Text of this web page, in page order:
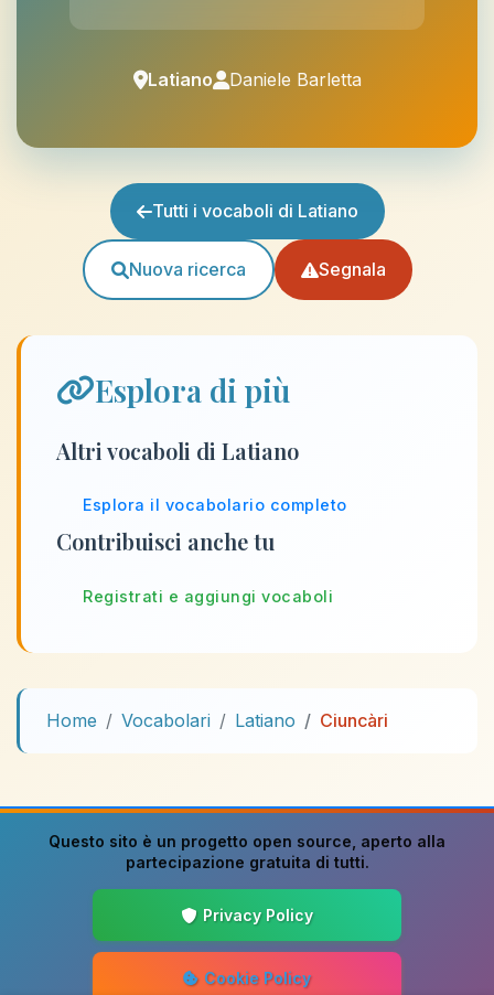
Latiano Daniele Barletta
Tutti i vocaboli di Latiano
Nuova ricerca Segnala
Esplora di più
Altri vocaboli di Latiano
Esplora il vocabolario completo
Contribuisci anche tu
Registrati e aggiungi vocaboli
Home Vocabolari Latiano Ciuncàri
Questo sito è un progetto open source , aperto alla
partecipazione gratuita di tutti.
Privacy Policy
Cookie Policy